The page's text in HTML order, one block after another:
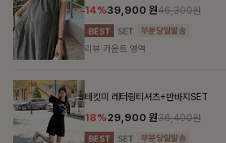
10%34,900 원38,700원
리뷰 카운트 영역
펜밋링클 배색블라우스
10%36,000 원39,900원